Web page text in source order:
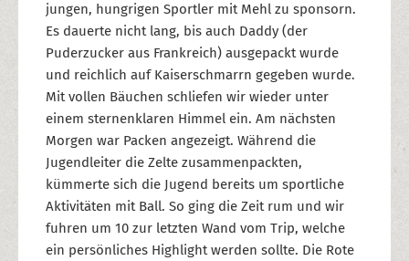
jungen, hungrigen Sportler mit Mehl zu sponsorn.
Es dauerte nicht lang, bis auch Daddy (der
Puderzucker aus Frankreich) ausgepackt wurde
und reichlich auf Kaiserschmarrn gegeben wurde.
Mit vollen Bäuchen schliefen wir wieder unter
einem sternenklaren Himmel ein. Am nächsten
Morgen war Packen angezeigt. Während die
Jugendleiter die Zelte zusammenpackten,
kümmerte sich die Jugend bereits um sportliche
Aktivitäten mit Ball. So ging die Zeit rum und wir
fuhren um 10 zur letzten Wand vom Trip, welche
ein persönliches Highlight werden sollte. Die Rote